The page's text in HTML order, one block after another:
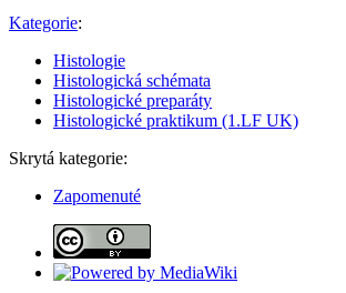
Kategorie:
Histologie
Histologická schémata
Histologické preparáty
Histologické praktikum (1.LF UK)
Skrytá kategorie:
Zapomenuté